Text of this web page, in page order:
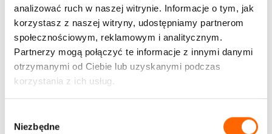
analizować ruch w naszej witrynie. Informacje o tym, jak
korzystasz z naszej witryny, udostępniamy partnerom
społecznościowym, reklamowym i analitycznym.
Partnerzy mogą połączyć te informacje z innymi danymi
otrzymanymi od Ciebie lub uzyskanymi podczas
korzystania z ich usług.
Niezbędne
k
t
w
z